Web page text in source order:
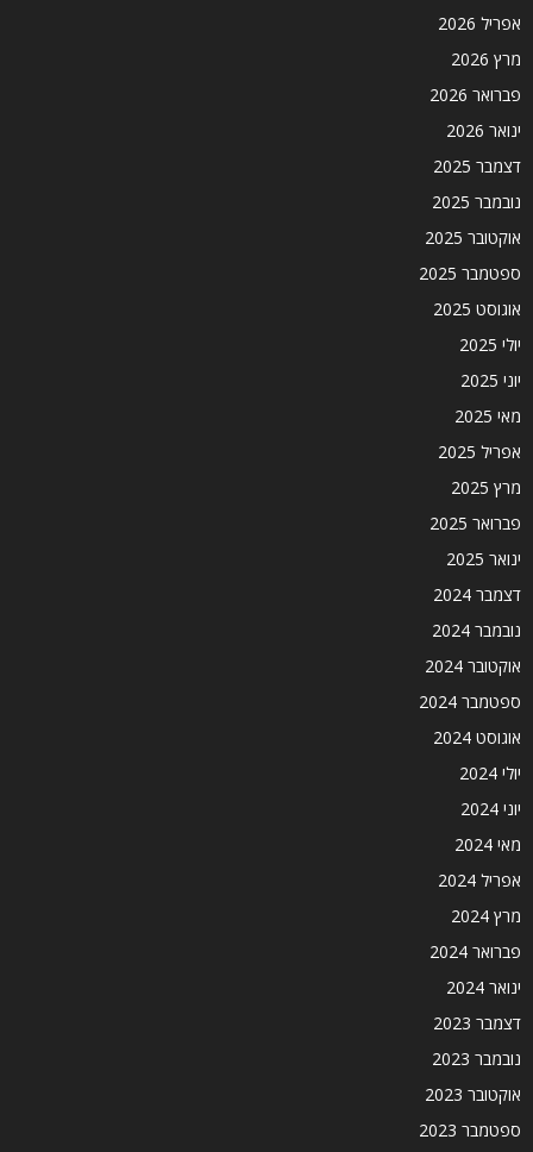
אפריל 2026
מרץ 2026
פברואר 2026
ינואר 2026
דצמבר 2025
נובמבר 2025
אוקטובר 2025
ספטמבר 2025
אוגוסט 2025
יולי 2025
יוני 2025
מאי 2025
אפריל 2025
מרץ 2025
פברואר 2025
ינואר 2025
דצמבר 2024
נובמבר 2024
אוקטובר 2024
ספטמבר 2024
אוגוסט 2024
יולי 2024
יוני 2024
מאי 2024
אפריל 2024
מרץ 2024
פברואר 2024
ינואר 2024
דצמבר 2023
נובמבר 2023
אוקטובר 2023
ספטמבר 2023